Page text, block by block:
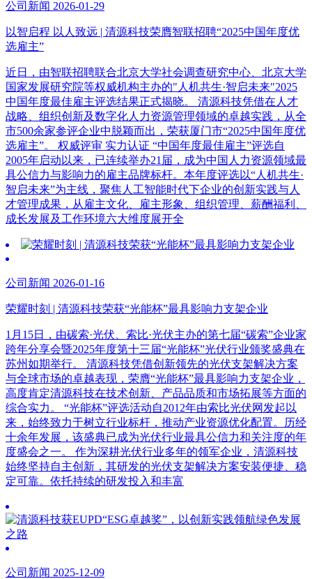
公司新闻 2026-01-29
以智启程 以人致远 | 清源科技荣膺智联招聘“2025中国年度优
选雇主”
近日，由智联招聘联合北京大学社会调查研究中心、北京大学
国家发展研究院等权威机构主办的"人机共生·智启未来"2025
中国年度最佳雇主评选结果正式揭晓。 清源科技凭借在人才
战略、组织创新及数字化人力资源管理领域的卓越实践，从全
市500余家参评企业中脱颖而出，荣获厦门市“2025中国年度优
选雇主”。 权威评审 实力认证 “中国年度最佳雇主”评选自
2005年启动以来，已连续举办21届，成为中国人力资源领域最
具公信力与影响力的雇主品牌标杆。本年度评选以“人机共生·
智启未来”为主线，聚焦人工智能时代下企业的创新实践与人
才管理成果，从雇主文化、雇主形象、组织管理、薪酬福利、
成长发展及工作环境六大维度展开全
公司新闻 2026-01-16
荣耀时刻 | 清源科技荣获“光能杯”最具影响力支架企业
1月15日，由碳索·光伏、索比·光伏主办的第七届“碳索”企业家
跨年分享会暨2025年度第十三届“光能杯”光伏行业颁奖盛典在
苏州如期举行。 清源科技凭借创新领先的光伏支架解决方案
与全球市场的卓越表现，荣膺“光能杯”最具影响力支架企业，
高度肯定清源科技在技术创新、产品品质和市场拓展等方面的
综合实力。 “光能杯”评选活动自2012年由索比光伏网发起以
来，始终致力于树立行业标杆，推动产业资源优化配置。历经
十余年发展，该盛典已成为光伏行业最具公信力和关注度的年
度盛会之一。 作为深耕光伏行业多年的领军企业，清源科技
始终坚持自主创新，其研发的光伏支架解决方案安装便捷、稳
定可靠。依托持续的研发投入和丰富
公司新闻 2025-12-09